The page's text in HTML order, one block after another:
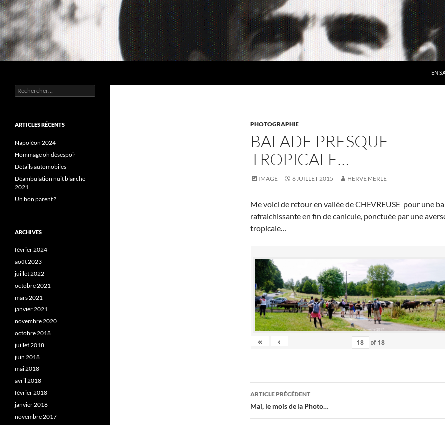
Aller
au
contenu
EN
PHOTOGRAPHIE
BALADE PRESQUE
TROPICALE…
IMAGE 6 JUILLET 2015 HERVE MERLE
Me voici de retour en vallée de CHEVREUSE pour une
rafraichissante en fin de canicule, ponctuée par une
tropicale…
« ‹ of 18
Navigation
des
ARTICLE PRÉCÉDENT
Mai, le mois de la Photo…
Rechercher :
ARTICLES RÉCENTS
Napoléon 2024
Hommage oh désespoir
Détails automobiles
Déambulation nuit blanche
2021
Un bon parent ?
ARCHIVES
février 2024
août 2023
juillet 2022
octobre 2021
mars 2021
janvier 2021
novembre 2020
octobre 2018
juillet 2018
juin 2018
mai 2018
avril 2018
février 2018
janvier 2018
novembre 2017